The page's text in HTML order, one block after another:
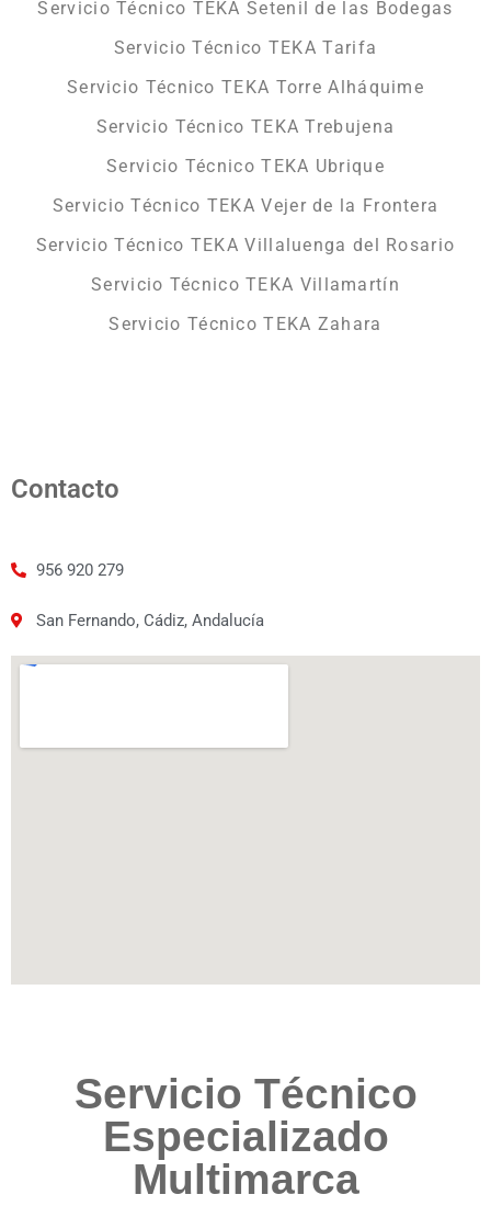
Servicio Técnico TEKA Setenil de las Bodegas
Servicio Técnico TEKA Tarifa
Servicio Técnico TEKA Torre Alháquime
Servicio Técnico TEKA Trebujena
Servicio Técnico TEKA Ubrique
Servicio Técnico TEKA Vejer de la Frontera
Servicio Técnico TEKA Villaluenga del Rosario
Servicio Técnico TEKA Villamartín
Servicio Técnico TEKA Zahara
Contacto
956 920 279
San Fernando, Cádiz, Andalucía
Servicio Técnico
Especializado
Multimarca